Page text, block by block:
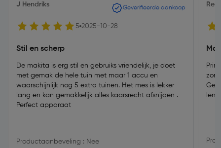
J Hendriks Geverifieerde aankoop
5 2025-10-28
Stil en scherp
De makita is erg stil en gebruiks vriendelijk, je doet
met gemak de hele tuin met maar 1 accu en
waarschijnlijk nog 5 extra tuinen. Het mes is lekker
lang en kan gemakkelijk alles kaarsrecht afsnijden .
Perfect apparaat
Productaanbeveling : Nee